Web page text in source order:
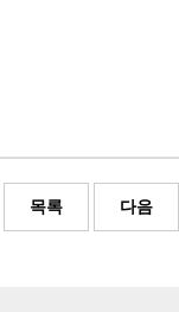
목록 다음